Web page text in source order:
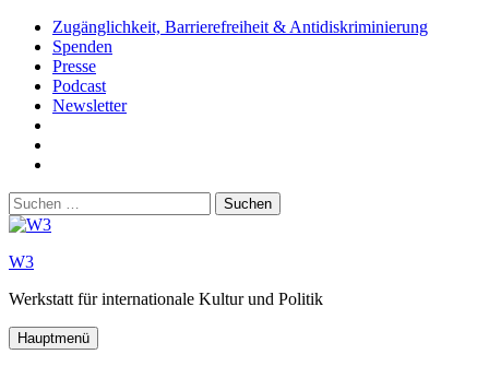
Zum
Inhalt
springen
Zugänglichkeit, Barrierefreiheit & Antidiskriminierung
Spenden
Presse
Podcast
Newsletter
Youtube
Suchen
nach:
W3
Werkstatt für internationale Kultur und Politik
Hauptmenü